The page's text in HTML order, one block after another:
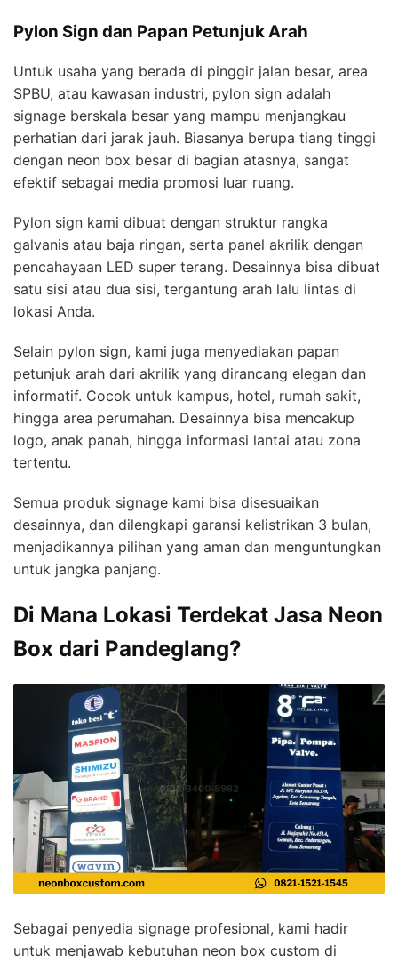
Pylon Sign dan Papan Petunjuk Arah
Untuk usaha yang berada di pinggir jalan besar, area
SPBU, atau kawasan industri, pylon sign adalah
signage berskala besar yang mampu menjangkau
perhatian dari jarak jauh. Biasanya berupa tiang tinggi
dengan neon box besar di bagian atasnya, sangat
efektif sebagai media promosi luar ruang.
Pylon sign kami dibuat dengan struktur rangka
galvanis atau baja ringan, serta panel akrilik dengan
pencahayaan LED super terang. Desainnya bisa dibuat
satu sisi atau dua sisi, tergantung arah lalu lintas di
lokasi Anda.
Selain pylon sign, kami juga menyediakan papan
petunjuk arah dari akrilik yang dirancang elegan dan
informatif. Cocok untuk kampus, hotel, rumah sakit,
hingga area perumahan. Desainnya bisa mencakup
logo, anak panah, hingga informasi lantai atau zona
tertentu.
Semua produk signage kami bisa disesuaikan
desainnya, dan dilengkapi garansi kelistrikan 3 bulan,
menjadikannya pilihan yang aman dan menguntungkan
untuk jangka panjang.
Di Mana Lokasi Terdekat Jasa Neon
Box dari Pandeglang?
Sebagai penyedia signage profesional, kami hadir
untuk menjawab kebutuhan neon box custom di